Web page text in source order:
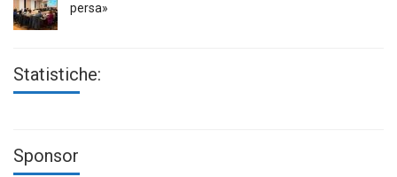
persa»
Statistiche:
Sponsor